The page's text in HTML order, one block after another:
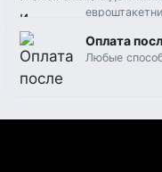
Оплата
Любые